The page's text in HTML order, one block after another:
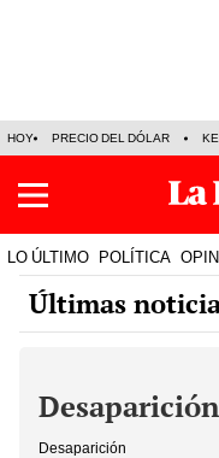
HOY PRECIO DEL DÓLAR
LO ÚLTIMO POLÍTICA
Últimas
Desaparición
Desaparición